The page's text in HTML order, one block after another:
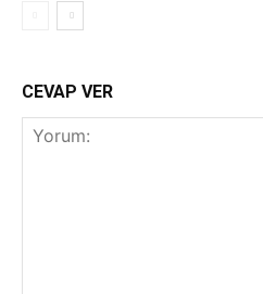
CEVAP VER